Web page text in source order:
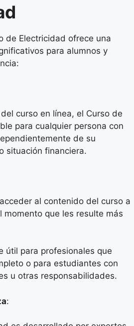
de Electricidad ofrece una
para alumnos y
curso en línea, el Curso de
para cualquier persona con
de su
situación financiera.
al contenido del curso a
momento que les resulte más
útil para profesionales que
o para estudiantes con
u otras responsabilidades.
: